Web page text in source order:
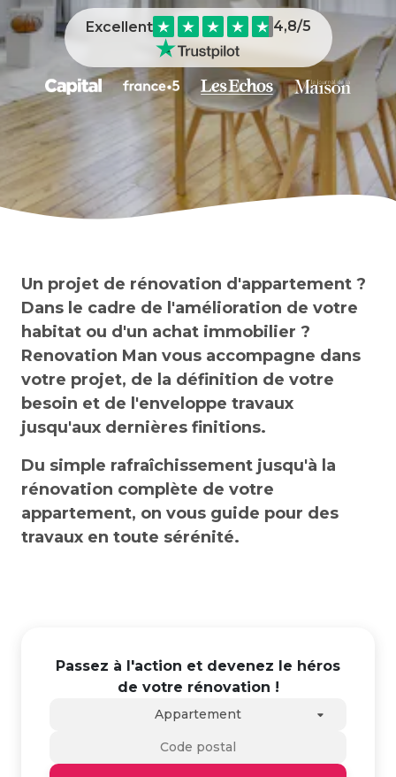
Excellent 4,8/5
Quelles sont les aides financières pour rénover
son appartement ?
Un projet de rénovation d'appartement ?
Dans le cadre de l'amélioration de votre
habitat ou d'un achat immobilier ?
Renovation Man vous accompagne dans
votre projet, de la définition de votre
besoin et de l'enveloppe travaux
jusqu'aux dernières finitions.
Du simple rafraîchissement jusqu'à la
rénovation complète de votre
appartement, on vous guide pour des
travaux en toute sérénité.
Passez à l'action et devenez le héros
de votre rénovation !
Appartement